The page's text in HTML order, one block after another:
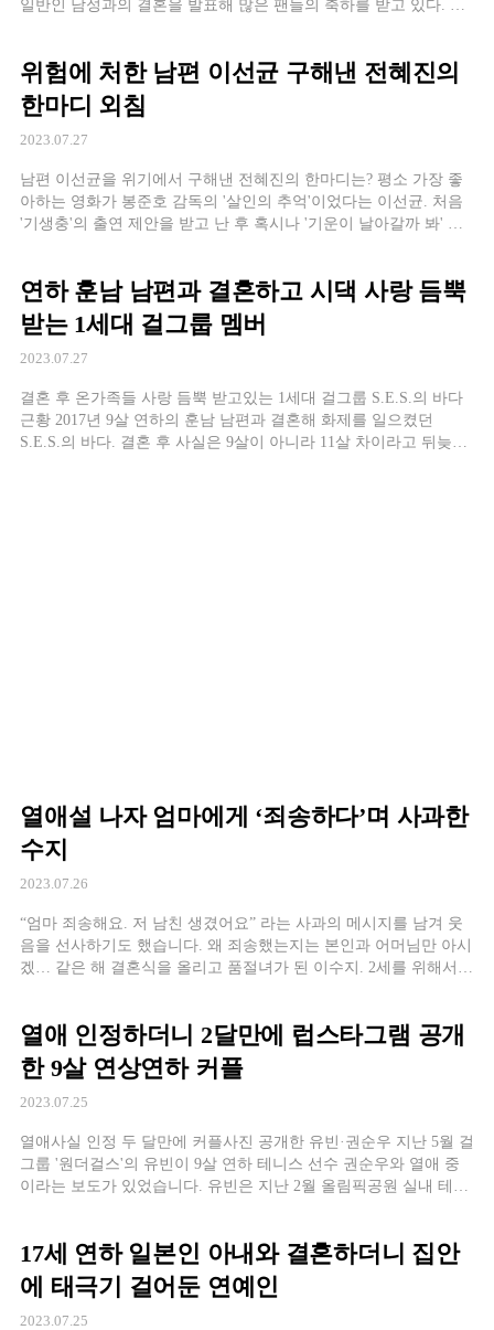
일반인 남성과의 결혼을 발표해 많은 팬들의 축하를 받고 있다. 남
위험에 처한 남편 이선균 구해낸 전혜진의
한마디 외침
2023.07.27
남편 이선균을 위기에서 구해낸 전혜진의 한마디는? 평소 가장 좋
아하는 영화가 봉준호 감독의 '살인의 추억'이었다는 이선균. 처음
'기생충'의 출연 제안을 받고 난 후 혹시나 '기운이 날아갈까 봐' 아
연하 훈남 남편과 결혼하고 시댁 사랑 듬뿍
받는 1세대 걸그룹 멤버
2023.07.27
결혼 후 온가족들 사랑 듬뿍 받고있는 1세대 걸그룹 S.E.S.의 바다
근황 2017년 9살 연하의 훈남 남편과 결혼해 화제를 일으켰던
S.E.S.의 바다. 결혼 후 사실은 9살이 아니라 11살 차이라고 뒤늦게
열애설 나자 엄마에게 ‘죄송하다’며 사과한
수지
2023.07.26
“엄마 죄송해요. 저 남친 생겼어요” 라는 사과의 메시지를 남겨 웃
음을 선사하기도 했습니다. 왜 죄송했는지는 본인과 어머님만 아시
겠… 같은 해 결혼식을 올리고 품절녀가 된 이수지. 2세를 위해서
웃음이 참 매력적인 사랑스러운 아들입니다. 엄마가 된 후에도 이
수지는 쿠팡플레이 ‘SNL’과 웹예능 ‘뻥쿠르트’ […]
열애 인정하더니 2달만에 럽스타그램 공개
한 9살 연상연하 커플
2023.07.25
열애사실 인정 두 달만에 커플사진 공개한 유빈·권순우 지난 5월 걸
그룹 '원더걸스'의 유빈이 9살 연하 테니스 선수 권순우와 열애 중
이라는 보도가 있었습니다. 유빈은 지난 2월 올림픽공원 실내 테니
17세 연하 일본인 아내와 결혼하더니 집안
에 태극기 걸어둔 연예인
2023.07.25